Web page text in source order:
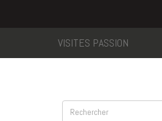
VISITES PASSION